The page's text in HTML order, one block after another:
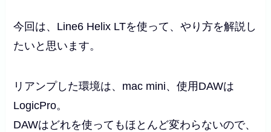
今回は、Line6 Helix LTを使って、やり方を解説し
たいと思います。
リアンプした環境は、mac mini、使用DAWは
LogicPro。
DAWはどれを使ってもほとんど変わらないので、